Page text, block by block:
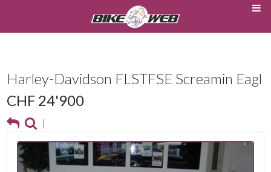
Harley-Davidson FLSTFSE Screamin Eagl
CHF 24'900
|